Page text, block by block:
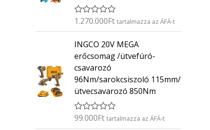
É
é
e
l
é
s
:
/
5
1.270.000Ft tartalmazza az ÁFÁ-t
INGCO 20V MEGA
erőcsomag /ütvefúró-
csavarozó
96Nm/sarokcsiszoló 115mm/
ütvecsavarozó 850Nm
É
99.000Ft tartalmazza az ÁFÁ-t